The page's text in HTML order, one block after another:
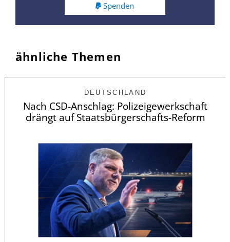
Spenden
ähnliche Themen
DEUTSCHLAND
Nach CSD-Anschlag: Polizeigewerkschaft
drängt auf Staatsbürgerschafts-Reform